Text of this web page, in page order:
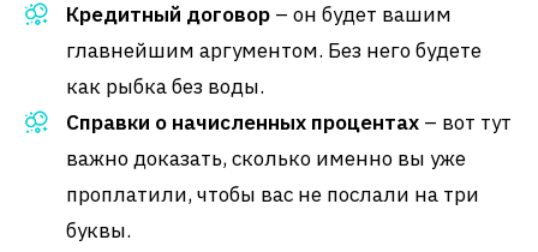
Кредитный договор – он будет вашим
главнейшим аргументом. Без него будете
как рыбка без воды.
Справки о начисленных процентах – вот тут
важно доказать, сколько именно вы уже
проплатили, чтобы вас не послали на три
буквы.